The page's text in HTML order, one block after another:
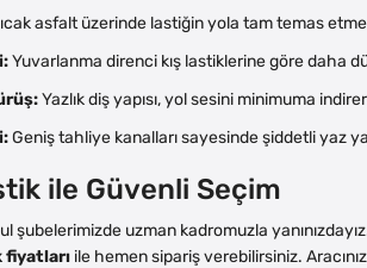
asfalt üzerinde lastiğin yola tam temas
Yuvarlanma direnci kış lastiklerine göre daha
Yazlık diş yapısı, yol sesini minimuma
Geniş tahliye kanalları sayesinde şiddetli yaz
ile Güvenli Seçim
şubelerimizde uzman kadromuzla
fiyatları ile hemen sipariş verebilirsiniz.